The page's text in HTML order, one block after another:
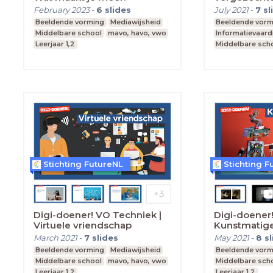
February 2023- 6 slides
Beeldende vorming
Mediawijsheid
Middelbare school
mavo, havo, vwo
Leerjaar 1,2
July 2021- 7
Beeldende
Middelbare
Digi-doener! VO Techniek |
Virtuele vriendschap
March 2021- 7 slides
Beeldende vorming
Mediawijsheid
Middelbare school
mavo, havo, vwo
Stichting FutureNL
Digi-
May 2021- 8
Beeldende
Middelbare
Stichting